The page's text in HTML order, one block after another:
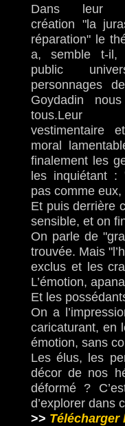
Dans leur
création "la
réparation" le
a, semble t-il,
public
personnages
Goydadin
tous.Leur
vestimentaire
moral
finalement les
les inquiétant :
pas comme
Et puis derrière
sensible, et on
On parle de
trouvée. Mais
exclus et les
L’émotion,
Et les
On a
caricaturant, en
émotion, sans
Les élus, les
décor de nos
déformé ?
d’explorer dans
>> Télécharger